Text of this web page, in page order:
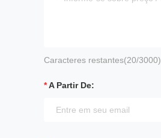
Caracteres restantes(20/3000)
A Partir De: